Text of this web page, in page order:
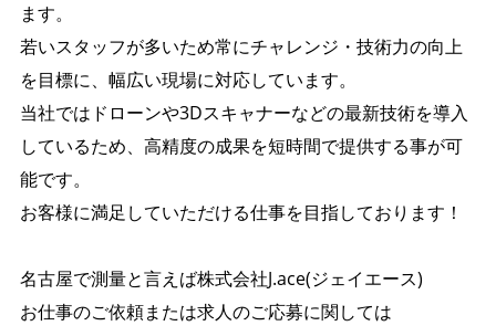
ます。
若いスタッフが多いため常にチャレンジ・技術力の向上
を目標に、幅広い現場に対応しています。
当社ではドローンや3Dスキャナーなどの最新技術を導入
しているため、高精度の成果を短時間で提供する事が可
能です。
お客様に満足していただける仕事を目指しております！
名古屋で測量と言えば株式会社J.ace(ジェイエース)
お仕事のご依頼または求人のご応募に関しては